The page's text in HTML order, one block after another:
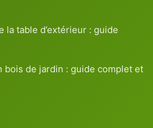
la table d’extérieur : guide
bois de jardin : guide complet et